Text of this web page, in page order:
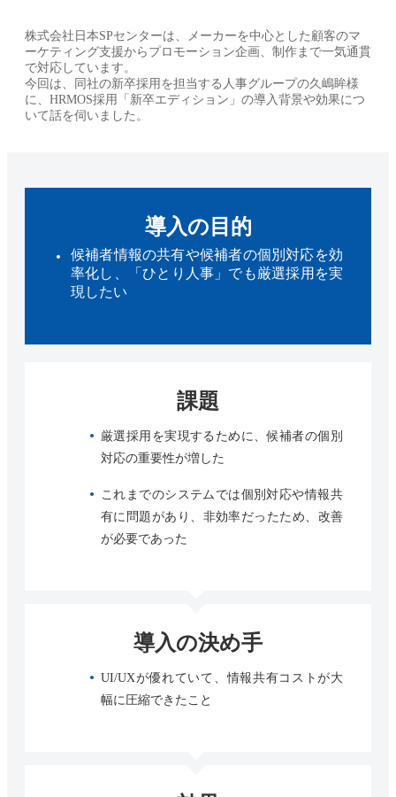
株式会社日本SPセンターは、メーカーを中心とした顧客のマ
ーケティング支援からプロモーション企画、制作まで一気通貫
で対応しています。
今回は、同社の新卒採用を担当する人事グループの久嶋眸様
に、HRMOS採用「新卒エディション」の導入背景や効果につ
いて話を伺いました。
導入の目的
候補者情報の共有や候補者の個別対応を効
率化し、「ひとり人事」でも厳選採用を実
現したい
課題
厳選採用を実現するために、候補者の個別
対応の重要性が増した
これまでのシステムでは個別対応や情報共
有に問題があり、非効率だったため、改善
が必要であった
導入の決め手
UI/UXが優れていて、情報共有コストが大
幅に圧縮できたこと